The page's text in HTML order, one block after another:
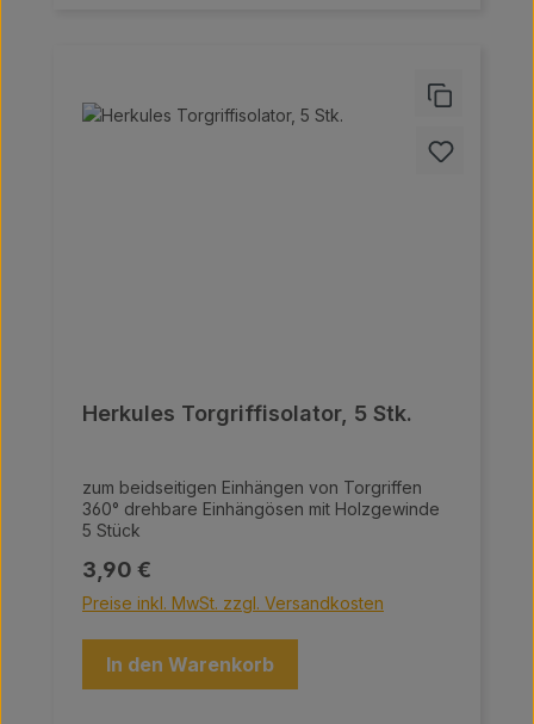
Herkules Torgriffisolator, 5 Stk.
zum beidseitigen Einhängen von Torgriffen
360° drehbare Einhängösen mit Holzgewinde
5 Stück
Regulärer Preis:
3,90 €
Preise inkl. MwSt. zzgl. Versandkosten
In den Warenkorb